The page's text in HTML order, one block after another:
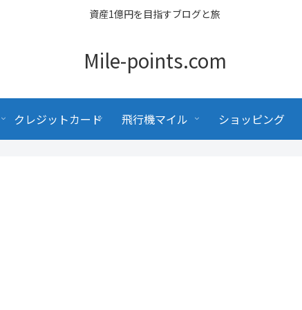
資産1億円を目指すブログと旅
Mile-points.com
クレジットカード 飛行機マイル ショッピング